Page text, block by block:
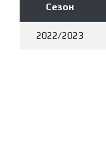
Сезон
2022/2023